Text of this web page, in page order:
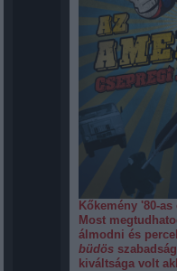
Kőkemény '80-
Most
álmodni és
büdös
kiváltsága volt